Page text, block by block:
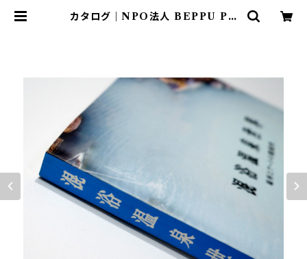
カタログ｜NPO法人 BEPPU PR